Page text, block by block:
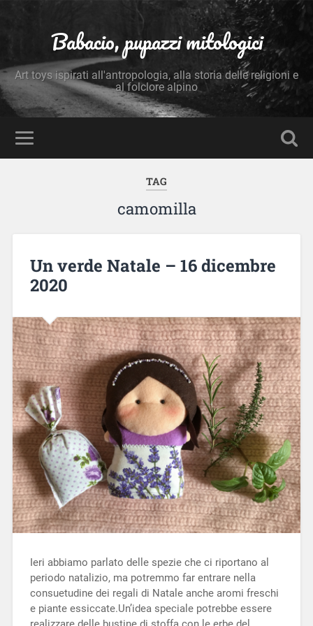
Babacio, pupazzi mitologici
Art toys ispirati all'antropologia, alla storia delle religioni e
al folclore alpino
TAG
camomilla
Un verde Natale – 16 dicembre
2020
Ieri abbiamo parlato delle spezie che ci riportano al
periodo natalizio, ma potremmo far entrare nella
consuetudine dei regali di Natale anche aromi freschi
e piante essiccate.Un’idea speciale potrebbe essere